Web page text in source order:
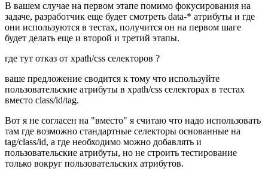
В вашем случае на первом этапе помимо фокусирования на
задаче, разработчик еще будет смотреть data-* атрибуты и где
они используются в тестах, получится он на первом шаге
будет делать еще и второй и третий этапы.
где тут отказ от xpath/css селекторов ?
ваше предложение сводится к тому что используйте
пользовательские атрибуты в xpath/css селекторах в тестах
вместо class/id/tag.
Вот я не согласен на "вместо" я считаю что надо использовать
там где возможно стандартные селекторы основанные на
tag/class/id, а где необходимо можно добавлять и
пользовательские атрибуты, но не строить тестирование
только вокруг пользовательских атрибутов.